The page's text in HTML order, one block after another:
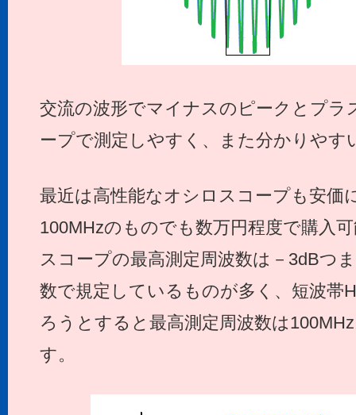
交流の波形でマイナスのピークとプラ
ープで測定しやすく、また分かりやす
最近は高性能なオシロスコープも安価
100MHzのものでも数万円程度で購入
スコープの最高測定周波数は－3dBつ
数で規定しているものが多く、短波帯
ろうとすると最高測定周波数は
す。